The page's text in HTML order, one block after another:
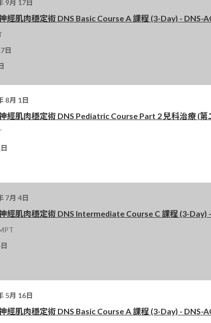
9月 17日
經肌肉穩定術 DNS Basic Course A 課程 (3-Day) - DNS-
日
8月 1日
經肌肉穩定術 DNS Pediatric Course Part 2 兒科治療 (
7月 4日
經肌肉穩定術 DNS Intermediate Course C 課程 (3-Day)
5月 16日
經肌肉穩定術 DNS Basic Course A 課程 (3-Day) - DNS-